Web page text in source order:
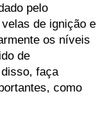
pelo
de ignição e
os níveis
de
faça
como